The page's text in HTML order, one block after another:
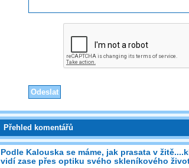
Přehled komentářů
Podle Kalouska se máme, jak prasata v
vidí zase přes optiku svého skleníkového